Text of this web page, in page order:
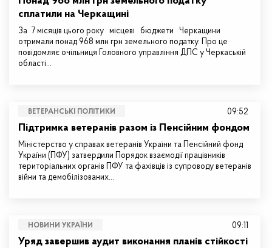
сплатили на Черкащині
За 7 місяців цього року місцеві бюджети Черкащини
отримали понад 968 млн грн земельного податку. Про це
повідомляє очільниця Головного управління ДПС у Черкаській
області…
ВЕТЕРАНСЬКІ ПОЛІТИКИ
Підтримка ветеранів разом із Пенсійним фондом
Міністерство у справах ветеранів України та Пенсійний фонд
України (ПФУ) затвердили Порядок взаємодії працівників
територіальних органів ПФУ та фахівців із супроводу ветеранів
війни та демобілізованих…
09:52
НОВИНИ УКРАЇНИ
Уряд завершив аудит виконання планів стійкості
09:11